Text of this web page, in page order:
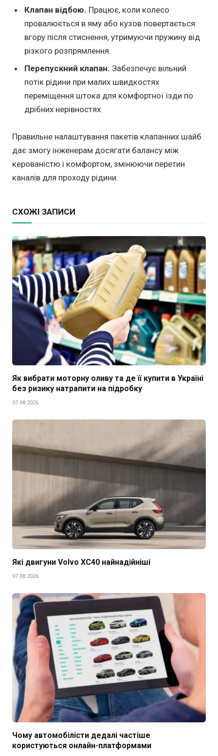
Клапан відбою. Працює, коли колесо
провалюється в яму або кузов повертається
вгору після стиснення, утримуючи пружину від
різкого розпрямлення.
Перепускний клапан. Забезпечує вільний
потік рідини при малих швидкостях
переміщення штока для комфортної їзди по
дрібних нерівностях.
Правильне налаштування пакетів клапанних шайб
дає змогу інженерам досягати балансу між
керованістю і комфортом, змінюючи перетин
каналів для проходу рідини.
СХОЖІ ЗАПИСИ
Як вибрати моторну оливу та де її купити в Україні
без ризику натрапити на підробку
07.08.2026
Які двигуни Volvo XC40 найнадійніші
07.08.2026
Чому автомобілісти дедалі частіше
користуються онлайн-платформами